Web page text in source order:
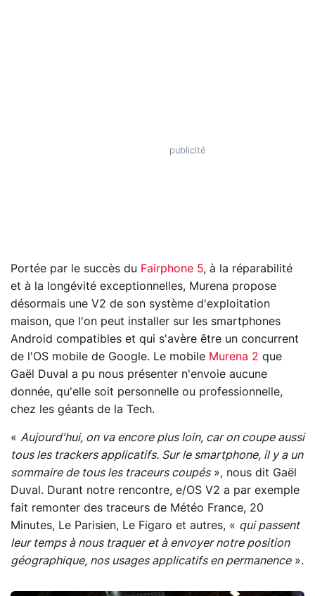
Portée par le succès du Fairphone 5, à la réparabilité
et à la longévité exceptionnelles, Murena propose
désormais une V2 de son système d'exploitation
maison, que l'on peut installer sur les smartphones
Android compatibles et qui s'avère être un concurrent
de l'OS mobile de Google. Le mobile Murena 2 que
Gaël Duval a pu nous présenter n'envoie aucune
donnée, qu'elle soit personnelle ou professionnelle,
chez les géants de la Tech.
« Aujourd'hui, on va encore plus loin, car on coupe aussi
tous les trackers applicatifs. Sur le smartphone, il y a un
sommaire de tous les traceurs coupés», nous dit Gaël
Duval. Durant notre rencontre, e/OS V2 a par exemple
fait remonter des traceurs de Météo France, 20
Minutes, Le Parisien, Le Figaro et autres, « qui passent
leur temps à nous traquer et à envoyer notre position
géographique, nos usages applicatifs en permanence».